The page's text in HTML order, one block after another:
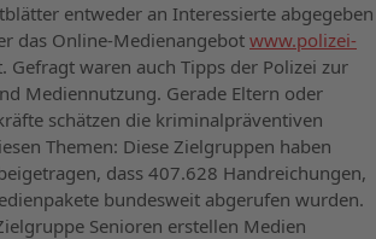
entweder an Interessierte abgegeben
das Online-Medienangebot www.polizei-
Gefragt waren auch Tipps der Polizei zur
Mediennutzung. Gerade Eltern oder
schätzen die kriminalpräventiven
Themen: Diese Zielgruppen haben
dass 407.628 Handreichungen,
bundesweit abgerufen wurden.
Senioren erstellen Medien